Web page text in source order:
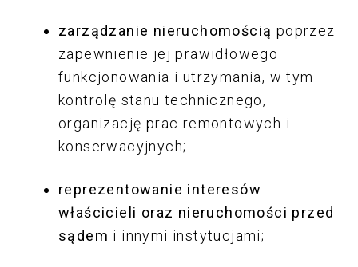
zarządzanie nieruchomością poprzez
zapewnienie jej prawidłowego
funkcjonowania i utrzymania, w tym
kontrolę stanu technicznego,
organizację prac remontowych i
konserwacyjnych;
reprezentowanie interesów
właścicieli oraz nieruchomości przed
sądem i innymi instytucjami;